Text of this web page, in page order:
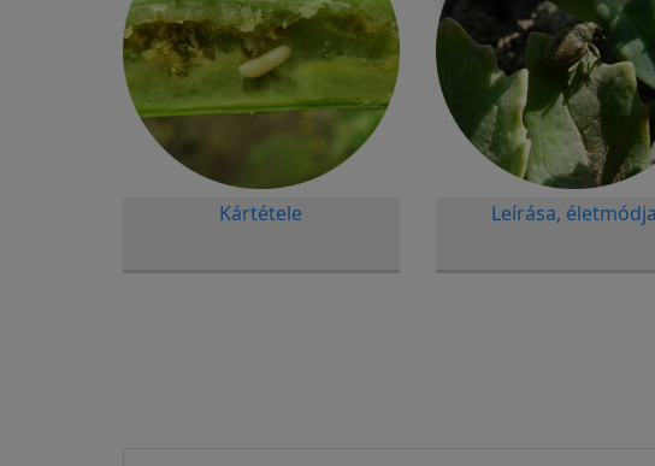
Kártétele Leírása, életmódja